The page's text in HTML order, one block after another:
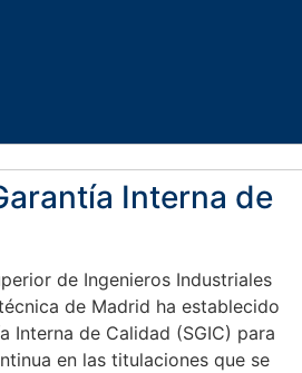
Interna de
de Ingenieros Industriales
de Madrid ha establecido
Interna de Calidad (SGIC) para
en las titulaciones que se